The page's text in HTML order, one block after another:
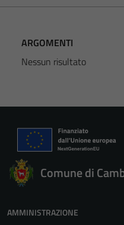
ARGOMENTI
Nessun risultato
Comune di
AMMINISTRAZIONE